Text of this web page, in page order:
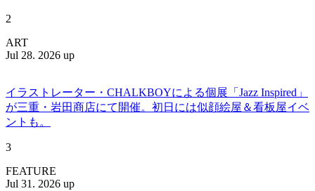
2
ART
Jul 28. 2026 up
イラストレーター・CHALKBOYによる個展「Jazz Inspired」
が三重・岩田商店にて開催。初日には似顔絵屋＆看板屋イベ
ントも。
3
FEATURE
Jul 31. 2026 up